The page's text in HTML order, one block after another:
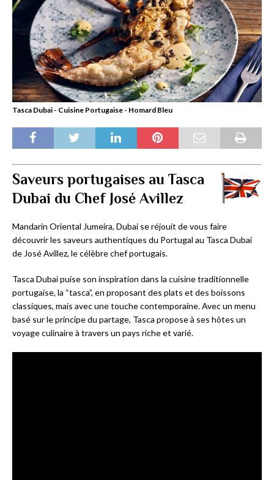
Tasca Dubai - Cuisine Portugaise - Homard Bleu
Saveurs portugaises au Tasca
Dubai du Chef José Avillez
Mandarin Oriental Jumeira, Dubai se réjouit de vous faire
découvrir les saveurs authentiques du Portugal au Tasca Dubai
de José Avillez, le célèbre chef portugais.
Tasca Dubai puise son inspiration dans la cuisine traditionnelle
portugaise, la “tasca”, en proposant des plats et des boissons
classiques, mais avec une touche contemporaine. Avec un menu
basé sur le principe du partage, Tasca propose à ses hôtes un
voyage culinaire à travers un pays riche et varié.